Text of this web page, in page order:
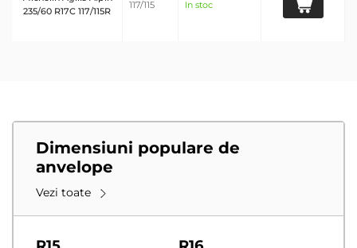
235/60 R17C 117/115R
117/115 In stoc
Dimensiuni populare de
anvelope
Vezi toate